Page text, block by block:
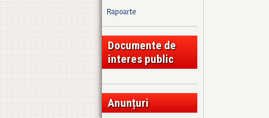
Rapoarte
Documente de
interes public
Anunțuri